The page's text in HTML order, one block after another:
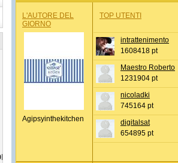
L'AUTORE DEL
GIORNO
Agipsyinthekitchen
TOP UTENTI
intrattenimento
1608418 pt
Maestro Roberto
1231904 pt
nicoladki
745164 pt
digitalsat
654895 pt